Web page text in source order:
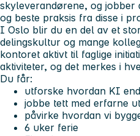
skyleverandørene, og jobber
og beste praksis fra disse i
I Oslo blir du en del av et
delingskultur og mange
kontoret aktivt til faglige
aktiviteter, og det merkes i
Du får:
utforske hvordan KI
jobbe tett med erfarne
påvirke hvordan vi
6 uker ferie